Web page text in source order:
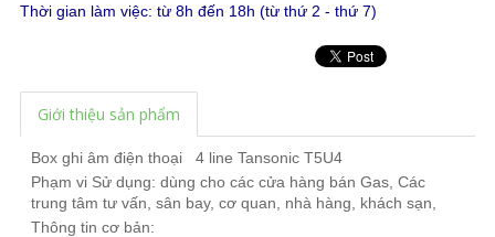
Thời gian làm việc: từ 8h đến 18h (từ thứ 2 - thứ 7)
Giới thiệu sản phẩm
Box ghi âm điện thoại 4 line Tansonic T5U4
Phạm vi Sử dụng: dùng cho các cửa hàng bán Gas, Các
trung tâm tư vấn, sân bay, cơ quan, nhà hàng, khách sạn,
Thông tin cơ bản: